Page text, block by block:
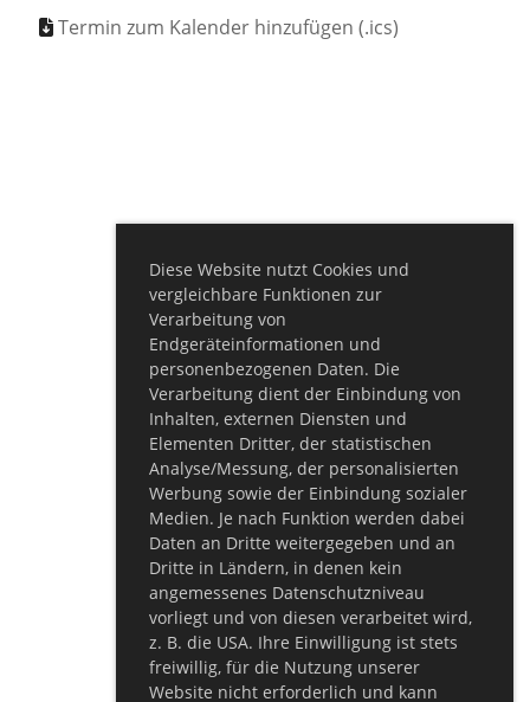
Diese Website nutzt Cookies und
vergleichbare Funktionen zur
Verarbeitung von
Endgeräteinformationen und
personenbezogenen Daten. Die
Verarbeitung dient der Einbindung von
Inhalten, externen Diensten und
Elementen Dritter, der statistischen
Analyse/Messung, der personalisierten
Werbung sowie der Einbindung sozialer
Medien. Je nach Funktion werden dabei
Daten an Dritte weitergegeben und an
Dritte in Ländern, in denen kein
angemessenes Datenschutzniveau
vorliegt und von diesen verarbeitet wird,
z. B. die USA. Ihre Einwilligung ist stets
freiwillig, für die Nutzung unserer
Website nicht erforderlich und kann
Termin zum Kalender hinzufügen (.ics)